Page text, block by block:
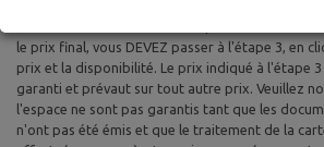
le prix final, vous DEVEZ passer à l'étape 3, en
prix et la disponibilité. Le prix indiqué à l'étape
garanti et prévaut sur tout autre prix. Veuillez
l'espace ne sont pas garantis tant que les
n'ont pas été émis et que le traitement de la